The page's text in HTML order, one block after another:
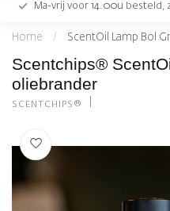
Ma-vrij voor 14.00u
Home / ScentOil Lamp Bol
Scentchips®
oliebrander
SCENTCHIPS®